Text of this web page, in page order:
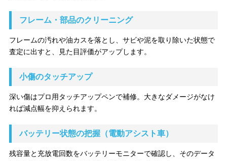
フレーム・部品のクリーニング
フレームの汚れや油カスを落とし、サビや泥を取り除いた状態で
査定に出すと、見た目評価がアップします。
小傷のタッチアップ
深い傷はプロ用タッチアップペンで補修。大きなダメージがなけ
れば減点幅を抑えられます。
バッテリー状態の把握（電動アシスト車）
残容量と充放電回数をバッテリーモニターで確認し、そのデータ